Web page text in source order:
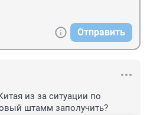
Отправить
из за ситуации по
штамм заполучить?